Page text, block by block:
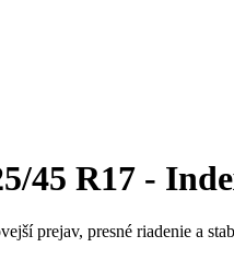
45 R17 -
prejav, presné riadenie a